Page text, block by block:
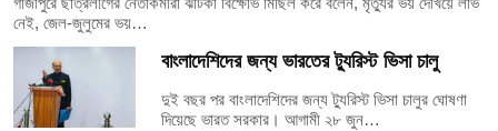
নেই, জেল-জুলুমের ভয়…
বাংলাদেশিদের জন্য ভারতের ট্যুরিস্ট ভিসা চালু
দুই বছর পর বাংলাদেশিদের জন্য ট্যুরিস্ট ভিসা চালুর ঘোষণা
দিয়েছে ভারত সরকার। আগামী ২৮ জুন…